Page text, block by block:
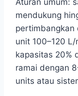
Aturan umum:
mendukung
pertimbangkan
unit 100–120
kapasitas 20%
ramai dengan
units atau